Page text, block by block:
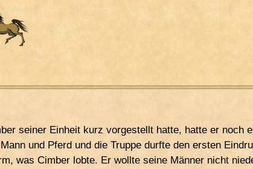
seiner Einheit kurz vorgestellt hatte, hatte er noch
und Pferd und die Truppe durfte den ersten
was Cimber lobte. Er wollte seine Männer nicht